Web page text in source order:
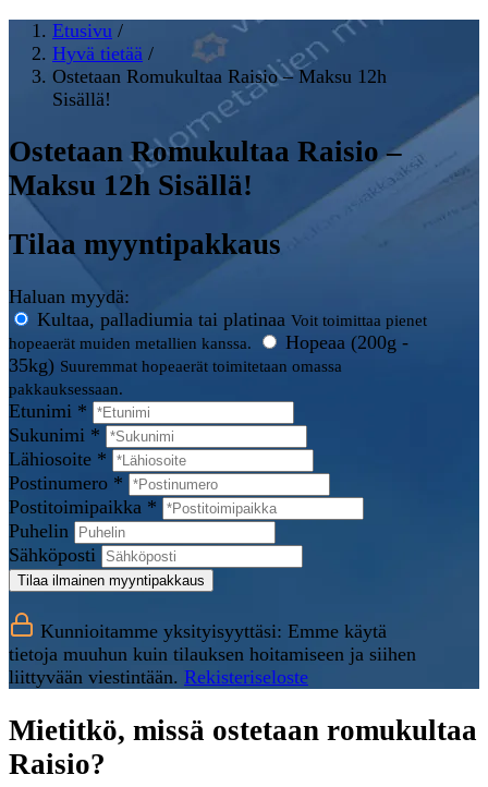
Etusivu /
Hyvä tietää /
Ostetaan Romukultaa Raisio – Maksu 12h
Sisällä!
Ostetaan Romukultaa Raisio –
Maksu 12h Sisällä!
Tilaa myyntipakkaus
Haluan myydä:
Kultaa, palladiumia tai platinaa Voit toimittaa pienet
hopeaerät muiden metallien kanssa.
Hopeaa (200g -
35kg) Suuremmat hopeaerät toimitetaan omassa
pakkauksessaan.
Etunimi *
Sukunimi *
Lähiosoite *
Postinumero *
Postitoimipaikka *
Puhelin
Sähköposti
Tilaa ilmainen myyntipakkaus
Kunnioitamme yksityisyyttäsi: Emme käytä
tietoja muuhun kuin tilauksen hoitamiseen ja siihen
liittyvään viestintään. Rekisteriseloste
Mietitkö, missä ostetaan romukultaa
Raisio?